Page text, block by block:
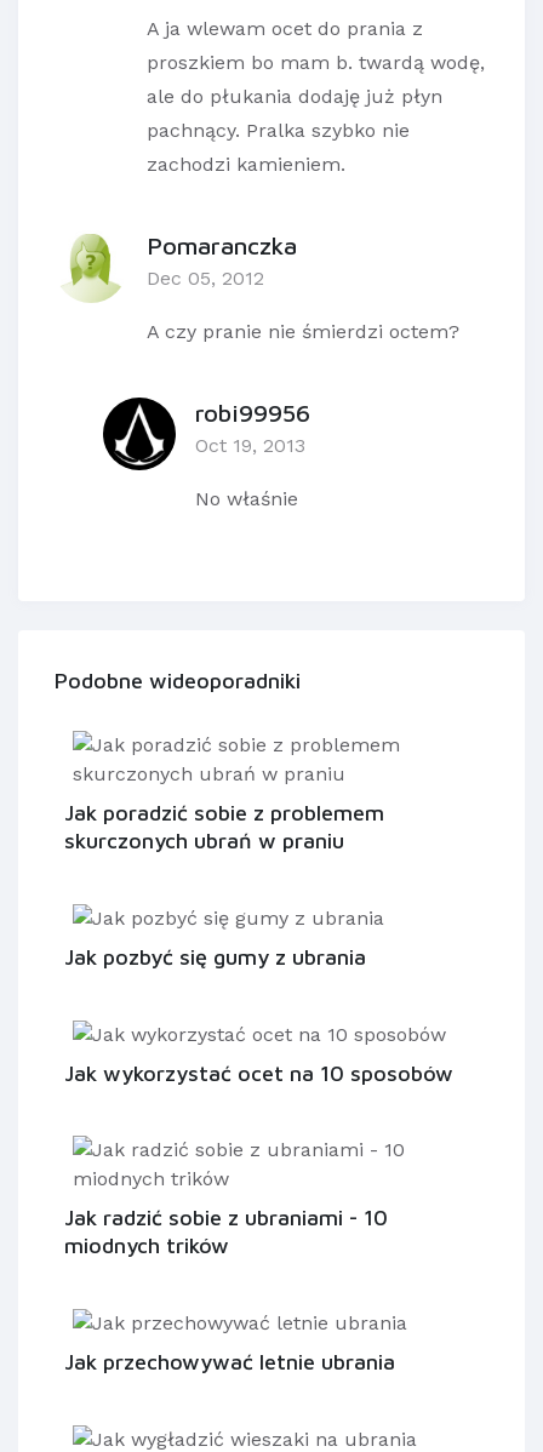
A ja wlewam ocet do prania z
proszkiem bo mam b. twardą wodę,
ale do płukania dodaję już płyn
pachnący. Pralka szybko nie
zachodzi kamieniem.
Pomaranczka
Dec 05, 2012
A czy pranie nie śmierdzi octem?
robi99956
Oct 19, 2013
No właśnie
Podobne wideoporadniki
Jak poradzić sobie z problemem
skurczonych ubrań w praniu
Jak pozbyć się gumy z ubrania
Jak wykorzystać ocet na 10 sposobów
Jak radzić sobie z ubraniami - 10
miodnych trików
Jak przechowywać letnie ubrania